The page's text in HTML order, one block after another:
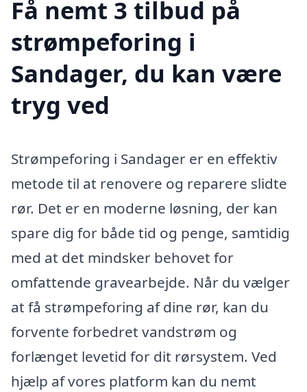
Få nemt 3 tilbud på
strømpeforing i
Sandager, du kan være
tryg ved
Strømpeforing i Sandager er en effektiv
metode til at renovere og reparere slidte
rør. Det er en moderne løsning, der kan
spare dig for både tid og penge, samtidig
med at det mindsker behovet for
omfattende gravearbejde. Når du vælger
at få strømpeforing af dine rør, kan du
forvente forbedret vandstrøm og
forlænget levetid for dit rørsystem. Ved
hjælp af vores platform kan du nemt